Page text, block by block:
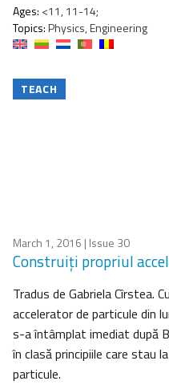
Ages: <11, 11-14;
Topics:Physics, Engineering
TEACH
March 1, 2016 | Issue 30
Construiți propriul
Tradus de Gabriela Cîrstea.
accelerator de particule din
s-a întâmplat imediat după
în clasă principiile care stau
particule.